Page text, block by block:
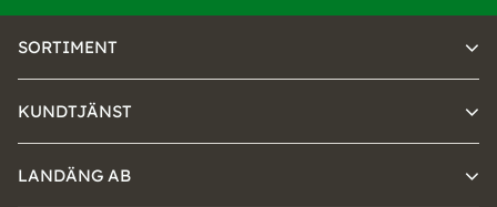
SORTIMENT
KUNDTJÄNST
LANDÄNG AB